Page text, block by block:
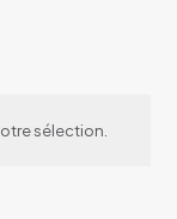
sélection.